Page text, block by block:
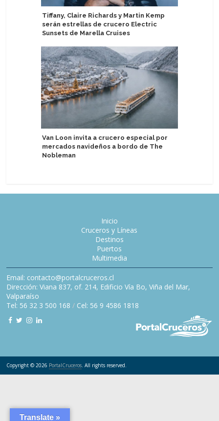
Tiffany, Claire Richards y Martin Kemp
serán estrellas de crucero Electric
Sunsets de Marella Cruises
Van Loon invita a crucero especial por
mercados navideños a bordo de The
Nobleman
Inicio
Cruceros y Líneas
Destinos
Puertos
Multimedia
Email: contacto@portalcruceros.cl
Dirección: Viana 837, of. 214, Edificio Vía Bo, Viña del Mar,
Valparaíso
Tel: 56 32 3 500 168 / Cel: 56 9 4586 1818
Copyright © 2026 PortalCruceros. All rights reserved.
Translate »